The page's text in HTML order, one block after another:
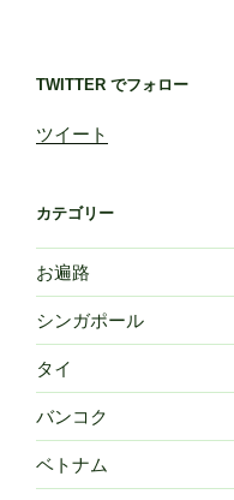
TWITTER でフォロー
ツイート
カテゴリー
お遍路
シンガポール
タイ
バンコク
ベトナム